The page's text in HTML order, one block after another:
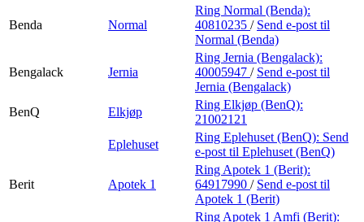
Benda Normal
Ring Normal (Benda):
40810235 / Send e-post til
Normal (Benda)
Bengalack Jernia
Ring Jernia (Bengalack):
40005947 / Send e-post til
Jernia (Bengalack)
BenQ
Elkjøp
Ring Elkjøp (BenQ):
21002121
Eplehuset
Ring Eplehuset (BenQ): Send
e-post til Eplehuset (BenQ)
Berit Apotek 1
Ring Apotek 1 (Berit):
64917990 / Send e-post til
Apotek 1 (Berit)
Ring Apotek 1 Amfi (Berit):